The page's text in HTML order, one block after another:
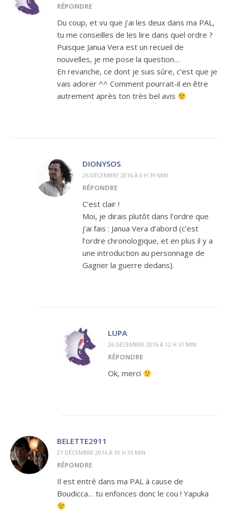
RÉPONDRE
Du coup, et vu que j’ai les deux dans ma PAL,
tu me conseilles de les lire dans quel ordre ?
Puisque Janua Vera est un recueil de
nouvelles, je me pose la question…
En revanche, ce dont je suis sûre, c’est que je
vais adorer ^^ Comment pourrait-il en être
autrement après ton très bel avis
DIONYSOS
26 DÉCEMBRE 2016 À 0 H 39 MIN
RÉPONDRE
C’est clair !
Moi, je dirais plutôt dans l’ordre que
j’ai fais : Janua Vera d’abord (c’est
l’ordre chronologique, et en plus il y a
une introduction au personnage de
Gagner la guerre dedans).
LUPA
26 DÉCEMBRE 2016 À 12 H 51 MIN
RÉPONDRE
Ok, merci
BELETTE2911
27 DÉCEMBRE 2016 À 10 H 35 MIN
RÉPONDRE
Il est entré dans ma PAL à cause de
Boudicca… tu enfonces donc le cou ! Yapuka